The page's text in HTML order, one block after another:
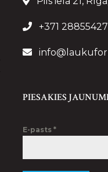
+371 28855427
PIESAKIES
E-pasts *